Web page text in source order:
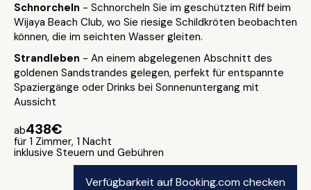
Schnorcheln - Schnorcheln Sie im geschützten Riff beim
Wijaya Beach Club, wo Sie riesige Schildkröten beobachten
können, die im seichten Wasser gleiten.
Strandleben - An einem abgelegenen Abschnitt des
goldenen Sandstrandes gelegen, perfekt für entspannte
Spaziergänge oder Drinks bei Sonnenuntergang mit
Aussicht
ab438€
für 1 Zimmer, 1 Nacht
inklusive Steuern und Gebühren
Verfügbarkeit auf Booking.com checken